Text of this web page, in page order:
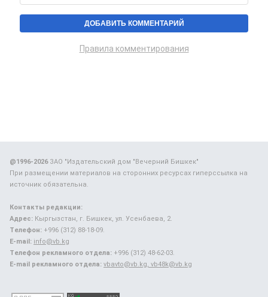
Правила комментирования
@1996-2026ЗАО "Издательский дом "Вечерний Бишкек"
При размещении материалов на сторонних ресурсах гиперссылка на
источник обязательна.
Контакты редакции:
Адрес: Кыргызстан, г. Бишкек, ул. Усенбаева, 2.
Телефон: +996 (312) 88-18-09.
E-mail: info@vb.kg
Телефон рекламного отдела: +996 (312) 48-62-03.
E-mail рекламного отдела: vbavto@vb.kg, vb48k@vb.kg